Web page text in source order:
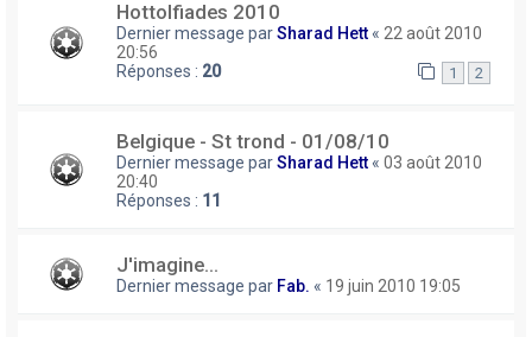
Hottolfiades 2010
Dernier message parSharad Hett « 22 août 2010
20:56
Réponses : 20 1 2
Belgique - St trond - 01/08/10
Dernier message parSharad Hett « 03 août 2010
20:40
Réponses : 11
J'imagine...
Dernier message par Fab. « 19 juin 2010 19:05